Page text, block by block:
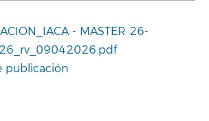
- MASTER 26-
publicación